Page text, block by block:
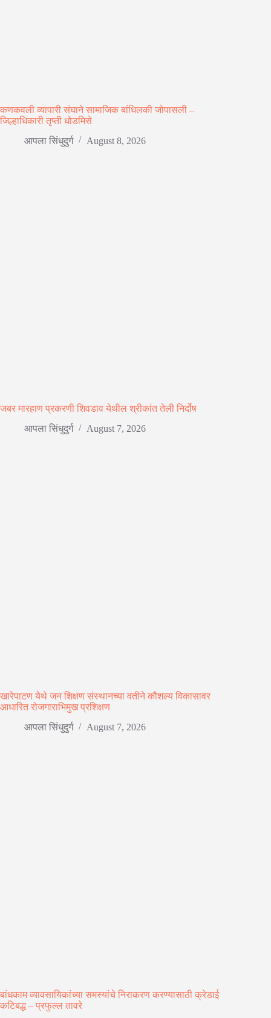
कणकवली व्यापारी संघाने सामाजिक बांधिलकी जोपासली –
जिल्हाधिकारी तृप्ती धोडमिसे
आपला सिंधुदुर्ग
August 8, 2026
जबर मारहाण प्रकरणी शिवडाव येथील श्रीकांत तेली निर्दोष
आपला सिंधुदुर्ग
August 7, 2026
खारेपाटण येथे जन शिक्षण संस्थानच्या वतीने कौशल्य विकासावर
आधारित रोजगाराभिमुख प्रशिक्षण
आपला सिंधुदुर्ग
August 7, 2026
बांधकाम व्यावसायिकांच्या समस्यांचे निराकरण करण्यासाठी क्रेडाई
कटिबद्ध – प्रफुल्ल तावरे